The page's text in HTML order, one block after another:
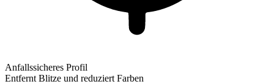
Anfallssicheres Profil
Entfernt Blitze und reduziert Farben